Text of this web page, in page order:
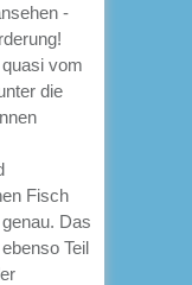
-
vom
die
Fisch
Das
Teil